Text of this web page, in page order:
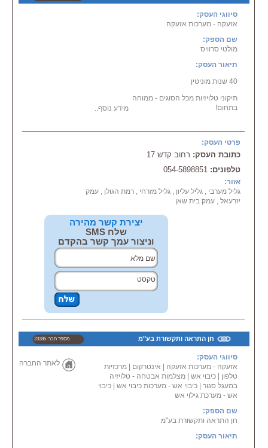
סיווגי העסק:
אזעקה - מערכות אזעקה
שם הספק:
מולטי סרוויס
תיאור העסק:
40 שנות מוניטין
תיקוני טלויזיות מכל הסוגים - ממוחה
בתחום!
באיכות מעולה ובמחירים סבירים.
צלחות לווין קבועות וממונעות עם
מערכותHD בכל הרמות
מידע נוסף...
פרטי העסק:
כתובת העסק: רחוב קדש 17
טלפונים:054-5898851
אזור:
גליל מערבי , גליל עליון , גליל מזרחי , רמת הגולן , עמק
יזרעאל , עמק בית שאן
יצירת קשר מהירה
שלח SMS
וניצור עמך קשר בהקדם
חן התראה ותקשורת בע"מ מספר חבר: 23385
סיווגי העסק:
אזעקה - מערכות אזעקה
אינטרקום
מרכזיות
טלפון
כיבוי אש| מצלמות אבטחה - טלויזיה
במעגל סגור| כיבוי אש - מערכות כיבוי אש| כיבוי
אש - מערכת גילוי אש
שם הספק:
חן התראה ותקשורת בע"מ
תיאור העסק:
לאתר החברה